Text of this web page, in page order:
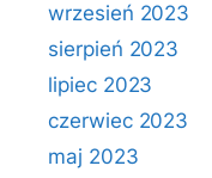
wrzesień 2023
sierpień 2023
lipiec 2023
czerwiec 2023
maj 2023